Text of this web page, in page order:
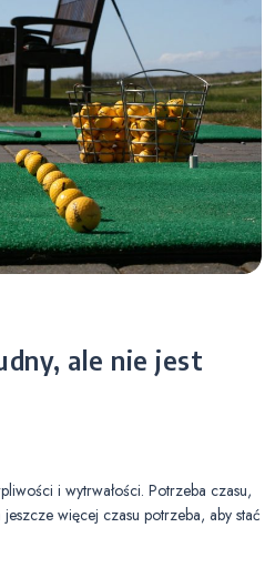
ale nie jest
i wytrwałości. Potrzeba czasu,
więcej czasu potrzeba, aby stać